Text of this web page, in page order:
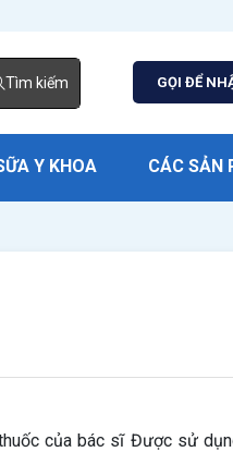
Tìm kiếm GỌI ĐỂ
Y KHOA CÁC SẢN
của bác sĩ Được sử